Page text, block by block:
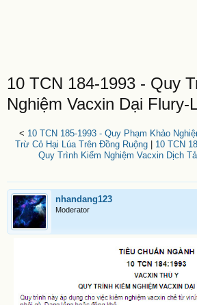
10 TCN 184-1993 - Quy
Nghiệm Vacxin Dại Flury-
< 10 TCN 185-1993 - Quy Phạm Khảo
Trừ Cỏ Hại Lúa Trên Đồng Ruộng
10 TCN
Quy Trình Kiểm Nghiệm Vacxin Dịch
nhandang123
Moderator